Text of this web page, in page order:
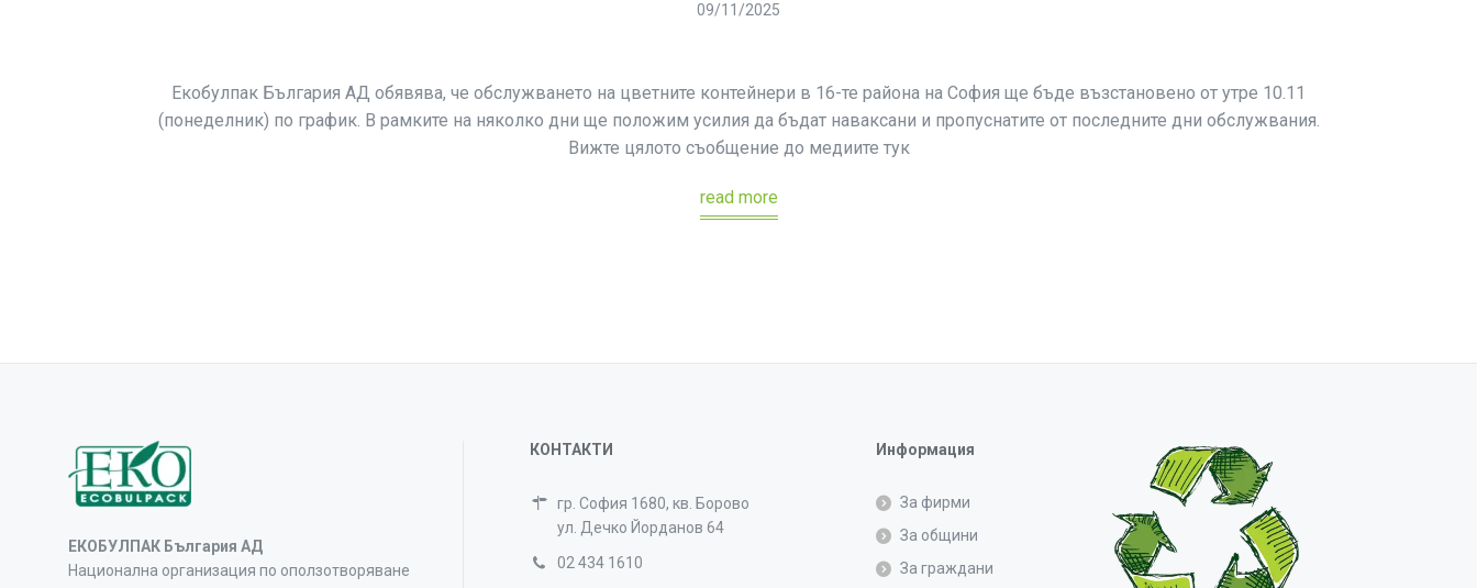
09/11/2025
Екобулпак България АД обявява, че обслужването на цветните контейнери в 16-те района на София ще бъде възстановено от утре 10.11
(понеделник) по график. В рамките на няколко дни ще положим усилия да бъдат наваксани и пропуснатите от последните дни обслужвания.
Вижте цялото съобщение до медиите тук
read more
ЕКОБУЛПАК България АД
Национална организация по оползотворяване
КОНТАКТИ
гр. София 1680, кв. Борово
ул. Дечко Йорданов 64
02 434 1610
Информация
За фирми
За общини
За граждани